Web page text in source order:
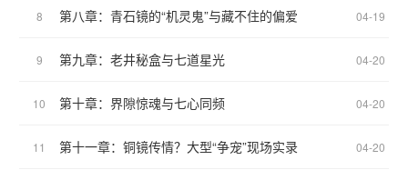
8 第八章：青石镜的“机灵鬼”与藏不住的偏爱 04-19
9 第九章：老井秘盒与七道星光 04-20
10 第十章：界隙惊魂与七心同频 04-20
11 第十一章：铜镜传情？大型“争宠”现场实录 04-20